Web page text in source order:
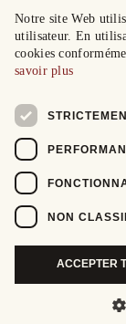
Notre site Web
utilisateur. En
cookies
savoir plus
NON
ACCEPTER